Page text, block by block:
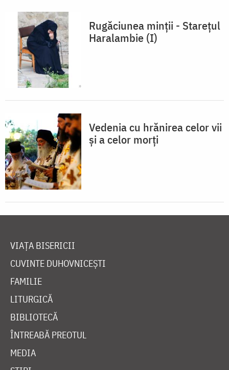
Rugăciunea minții - Starețul
Haralambie (I)
Vedenia cu hrănirea celor vii
și a celor morți
VIAȚA BISERICII
CUVINTE DUHOVNICEȘTI
FAMILIE
LITURGICĂ
BIBLIOTECĂ
ÎNTREABĂ PREOTUL
MEDIA